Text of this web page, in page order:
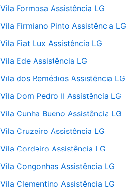
Vila Formosa Assistência LG
Vila Firmiano Pinto Assistência LG
Vila Fiat Lux Assistência LG
Vila Ede Assistência LG
Vila dos Remédios Assistência LG
Vila Dom Pedro II Assistência LG
Vila Cunha Bueno Assistência LG
Vila Cruzeiro Assistência LG
Vila Cordeiro Assistência LG
Vila Congonhas Assistência LG
Vila Clementino Assistência LG